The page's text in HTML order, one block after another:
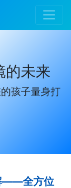
的未来
孩子量身打
——全方位